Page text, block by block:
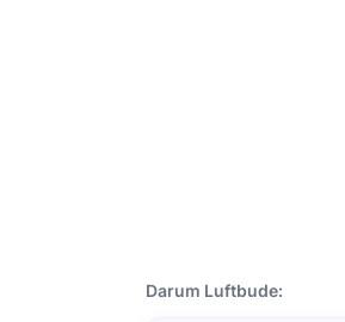
Darum Luftbude: